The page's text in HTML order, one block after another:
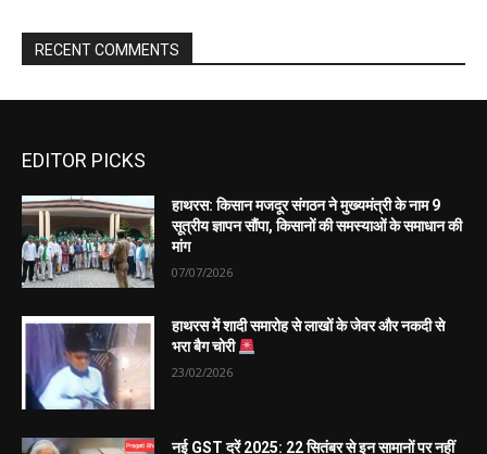
EDITOR PICKS
हाथरस: किसान मजदूर संगठन ने मुख्यमंत्री के नाम 9
सूत्रीय ज्ञापन सौंपा, किसानों की समस्याओं के समाधान की
मांग
07/07/2026
हाथरस में शादी समारोह से लाखों के जेवर और नकदी से
भरा बैग चोरी
23/02/2026
नई GST दरें 2025: 22 सितंबर से इन सामानों पर नहीं